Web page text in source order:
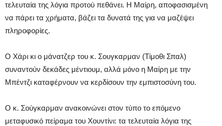
τελευταία της λόγια προτού πεθάνει. Η Μαίρη, αποφασισμένη
να πάρει τα χρήματα, βάζει τα δυνατά της για να μαζέψει
πληροφορίες.
Ο Χάρι κι ο μάνατζερ του κ. Σουγκαρμαν (Τίμοθι Σπαλ)
συναντούν δεκάδες μέντιουμ, αλλά μόνο η Μαίρη με την
Μπέντζι καταφέρνουν να κερδίσουν την εμπιστοσύνη του.
Ο κ. Σούγκαρμαν ανακοινώνει στον τύπο το επόμενο
μεταφυσικό πείραμα του Χουντίνι: τα τελευταία λόγια της